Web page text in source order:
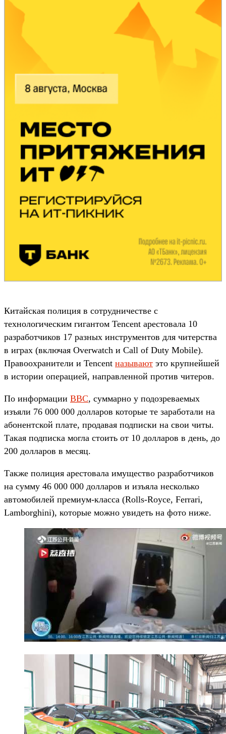
Китайская полиция в сотрудничестве с
технологическим гигантом Tencent арестовала 10
разработчиков 17 разных инструментов для читерства
в играх (включая Overwatch и Call of Duty Mobile).
Правоохранители и Tencent называют это крупнейшей
в истории операцией, направленной против читеров.
По информации BBC, суммарно у подозреваемых
изъяли 76 000 000 долларов которые те заработали на
абонентской плате, продавая подписки на свои читы.
Такая подписка могла стоить от 10 долларов в день, до
200 долларов в месяц.
Также полиция арестовала имущество разработчиков
на сумму 46 000 000 долларов и изъяла несколько
автомобилей премиум-класса (Rolls-Royce, Ferrari,
Lamborghini), которые можно увидеть на фото ниже.